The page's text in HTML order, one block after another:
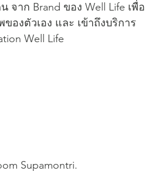
าก Brand ของ Well Life เพื่อ
งตัวเอง และ เข้าถึงบริการ
Well Life
Supamontri.